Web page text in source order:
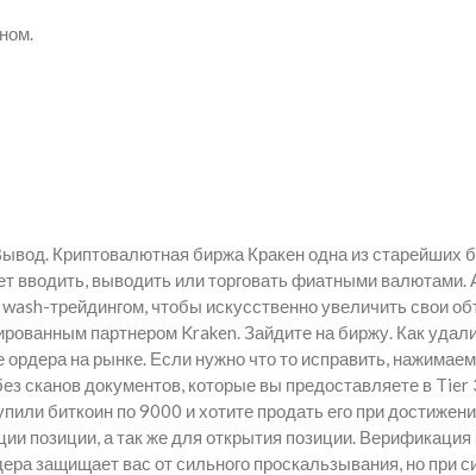
Криптовалютная биржа Кракен одна из старейших
вводить, выводить или торговать фиатными валютами.
трейдингом, чтобы искусственно увеличить свои
партнером Kraken. Зайдите на биржу. Как
на рынке. Если нужно что то исправить,
сканов документов, которые вы предоставляете в
биткоин по 9000 и хотите продать его при
позиции, а так же для открытия позиции.
защищает вас от сильного проскальзывания, но